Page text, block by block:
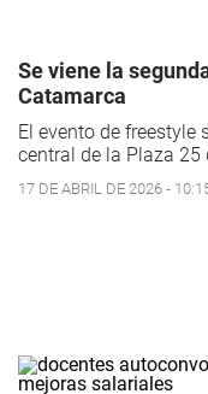
Se viene la
Catamarca
El evento de freestyle
central de la Plaza 25
17 DE ABRIL DE 2026 -